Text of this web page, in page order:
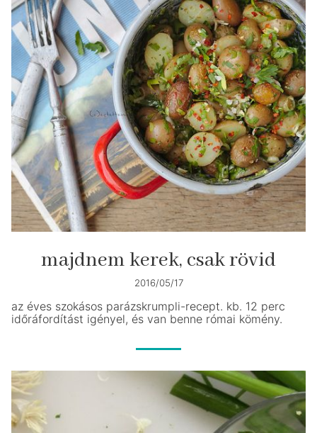
majdnem kerek, csak rövid
2016/05/17
az éves szokásos parázskrumpli-recept. kb. 12 perc
időráfordítást igényel, és van benne római kömény.